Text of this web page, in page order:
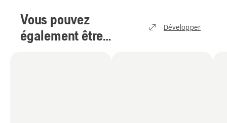
Vous pouvez
également être
Développer